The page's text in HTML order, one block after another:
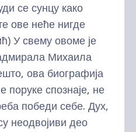
се сунцу како
ове неће нигде
У свему овоме је
Михаила
ова биографија
поруке спознаје, не
победи себе. Дух,
неодвојиви део